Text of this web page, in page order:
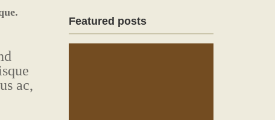
ac,
Featured posts